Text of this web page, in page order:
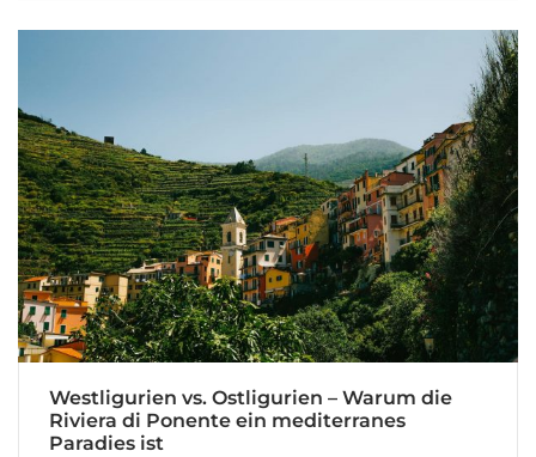
Westligurien vs. Ostligurien – Warum die
Riviera di Ponente ein mediterranes
Paradies ist